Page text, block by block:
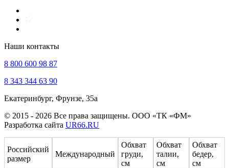
Наши контакты
8 800 600 98 87
8 343 344 63 90
Екатеринбург, Фрунзе, 35а
© 2015 - 2026 Все права защищены. ООО «ТК «ФМ»
Разработка сайта UR66.RU
Российский
размер
Международный
Обхват
груди,
см
Обхват
талии,
см
Обхват
бедер,
см